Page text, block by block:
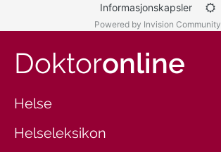
Informasjonskapsler
Powered by Invision Community
Doktoronline
Helse
Helseleksikon